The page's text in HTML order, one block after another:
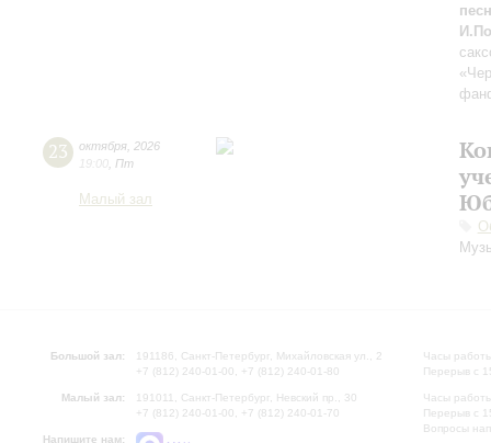
23 октября 2026
19:00
Пт
Малый зал
Большой зал:
191186, Санкт-Петербург, Михайловская ул., 2
+7 (812) 240-01-00, +7 (812) 240-01-80
Малый зал:
191011, Санкт-Петербург, Невский пр., 30
+7 (812) 240-01-00, +7 (812) 240-01-70
Напишите нам:
Часы
Перерыв с
Часы
Перерыв с
Вопросы